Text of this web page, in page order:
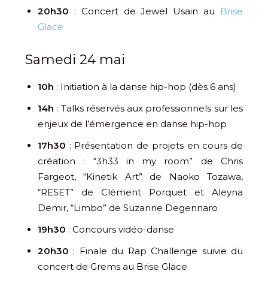
20h30 : Concert de Jewel Usain au
Brise
Glace
Samedi 24 mai
10h : Initiation à la danse hip-hop (dès 6 ans)
14h : Talks réservés aux professionnels sur les
enjeux de l’émergence en danse hip-hop
17h30 : Présentation de projets en cours de
création : “3h33 in my room” de Chris
Fargeot, “Kinetik Art” de Naoko Tozawa,
“RESET” de Clément Porquet et Aleyna
Demir, “Limbo” de Suzanne Degennaro
19h30 : Concours vidéo-danse
20h30 : Finale du Rap Challenge suivie du
concert de Grems au Brise Glace